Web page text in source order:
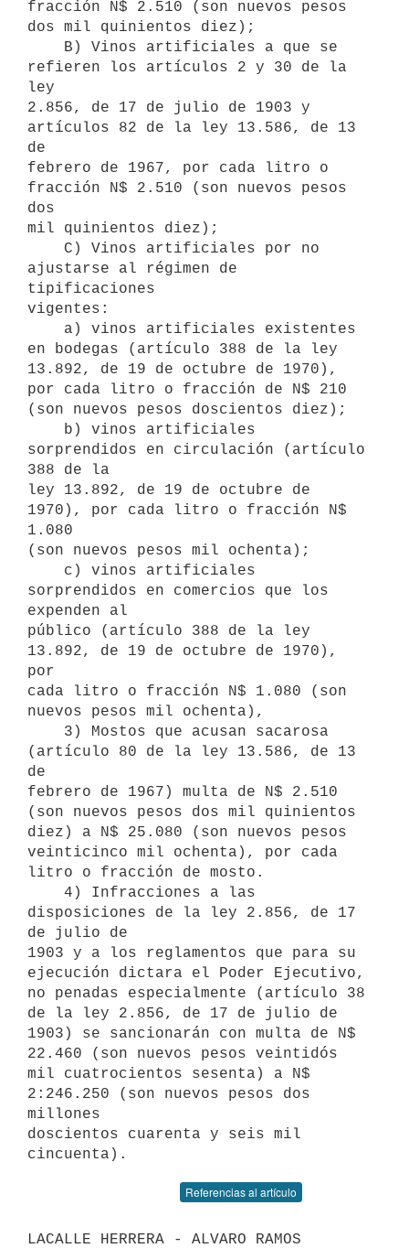
fracción N$ 2.510 (son nuevos pesos
dos mil quinientos diez);
refieren los artículos 2 y 30 de la
ley
2.856, de 17 de julio de 1903 y
artículos 82 de la ley 13.586, de 13
de
febrero de 1967, por cada litro o
fracción N$ 2.510 (son nuevos pesos
dos
mil quinientos diez);
ajustarse al régimen de
tipificaciones
vigentes:
en bodegas (artículo 388 de la ley
13.892, de 19 de octubre de 1970),
por cada litro o fracción de N$ 210
(son nuevos pesos doscientos diez);
sorprendidos en circulación (artículo
388 de la
ley 13.892, de 19 de octubre de
1970), por cada litro o fracción N$
1.080
(son nuevos pesos mil ochenta);
sorprendidos en comercios que los
expenden al
público (artículo 388 de la ley
13.892, de 19 de octubre de 1970),
por
cada litro o fracción N$ 1.080 (son
nuevos pesos mil ochenta),
(artículo 80 de la ley 13.586, de 13
de
febrero de 1967) multa de N$ 2.510
(son nuevos pesos dos mil quinientos
diez) a N$ 25.080 (son nuevos pesos
veinticinco mil ochenta), por cada
litro o fracción de mosto.
disposiciones de la ley 2.856, de 17
de julio de
1903 y a los reglamentos que para su
ejecución dictara el Poder Ejecutivo,
no penadas especialmente (artículo 38
de la ley 2.856, de 17 de julio de
1903) se sancionarán con multa de N$
22.460 (son nuevos pesos veintidós
mil cuatrocientos sesenta) a N$
2:246.250 (son nuevos pesos dos
millones
doscientos cuarenta y seis mil
Referencias al artículo